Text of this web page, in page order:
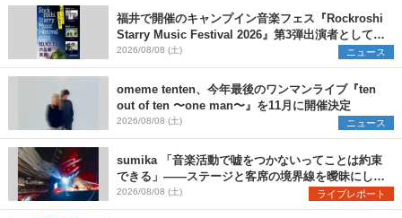
福井で開催のキャンプイン音楽フェス『Rockroshi
Starry Music Festival 2026』第3弾出演者として
SCOOBIE DO、かりゆし58、Reiを発表
2026/08/08 (土) ニュース
omeme tenten、今年最後のワンマンライブ『ten
out of ten 〜one man〜』を11月に開催決定
2026/08/08 (土) ニュース
sumika 「音楽活動で嘘をつかないってことは約束
できる」――ステージと客席の境界線を曖昧にし
た、ツアーファイナル武道館公演レポート
2026/08/08 (土) ライブレポート